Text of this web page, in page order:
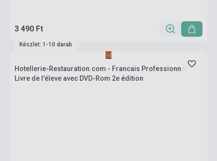
3 490 Ft
Készlet: 1-10 darab
Hotellerie-Restauration.com - Francais Professionnel
Livre de l'éleve avec DVD-Rom 2e édition